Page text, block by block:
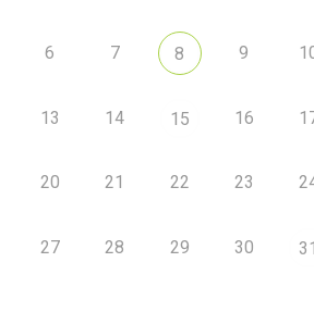
6 7 8 9
13 14 15 16
20 21 22 23
27 28 29 30 31